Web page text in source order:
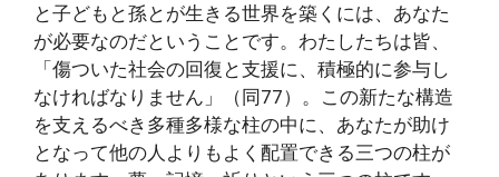
と子どもと孫とが生きる世界を築くには、あなた
が必要なのだということです。わたしたちは皆、
「傷ついた社会の回復と支援に、積極的に参与し
なければなりません」（同77）。この新たな構造
を支えるべき多種多様な柱の中に、あなたが助け
となって他の人よりもよく配置できる三つの柱が